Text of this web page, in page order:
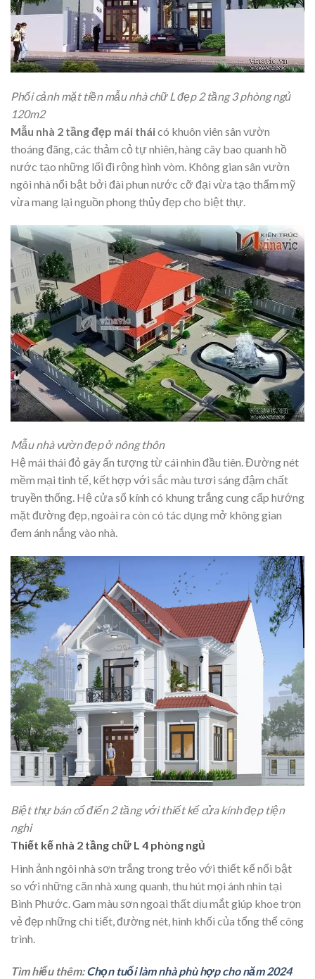
Phối cảnh mặt tiền mẫu nhà chữ L đẹp 2 tầng 3 phòng ngủ
120m2
Mẫu nhà 2 tầng đẹp mái tháicó khuôn viên sân vườn
thoáng đãng, các thảm cỏ tự nhiên, hàng cây bao quanh hồ
nước tạo những lối đi rộng hình vòm. Không gian sân vườn
ngôi nhà nổi bật bởi đài phun nước cỡ đại vừa tạo thẩm mỹ
vừa mang lại nguồn phong thủy đẹp cho biệt thự.
Mẫu nhà vườn đẹp ở nông thôn
Hệ mái thái đỏ gây ấn tượng từ cái nhìn đầu tiên. Đường nét
mềm mại tinh tế, kết hợp với sắc màu tươi sáng đậm chất
truyền thống. Hệ cửa sổ kính có khung trắng cung cấp hướng
mặt đường đẹp, ngoài ra còn có tác dụng mở không gian
đem ánh nắng vào nhà.
Biệt thự bán cổ điển 2 tầng với thiết kế cửa kính đẹp tiện
nghi
Thiết kế nhà 2 tầng chữ L 4 phòng ngủ
Hình ảnh ngôi nhà sơn trắng trong trẻo với thiết kế nổi bật
so với những căn nhà xung quanh, thu hút mọi ánh nhìn tại
Bình Phước. Gam màu sơn ngoại thất dịu mắt giúp khoe trọn
vẻ đẹp những chi tiết, đường nét, hình khối của tổng thể công
trình.
Tìm hiểu thêm:Chọn tuổi làm nhà phù hợp cho năm 2024